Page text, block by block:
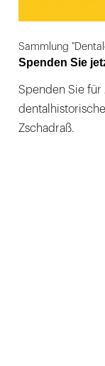
Sammlung
Spenden Sie
Spenden Sie für
Zschadraß.